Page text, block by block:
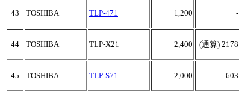
43 TOSHIBA TLP-471 1,200 -
44 TOSHIBA TLP-X21 2,400 (通算) 2178
45 TOSHIBA TLP-S71 2,000 603